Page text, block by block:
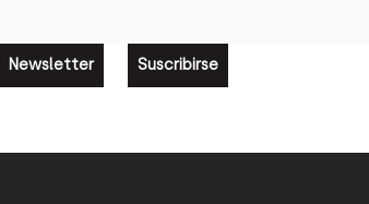
Newsletter Suscribirse